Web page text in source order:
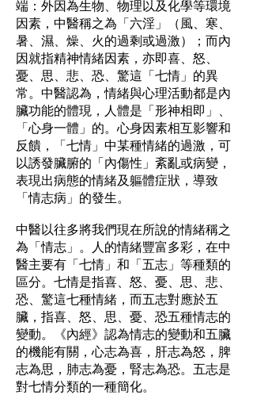
端：外因為生物、物理以及化學等環境
因素，中醫稱之為「六淫」（風、寒、
暑、濕、燥、火的過剩或過激）；而內
因就指精神情緒因素，亦即喜、怒、
憂、思、悲、恐、驚這「七情」的異
常。中醫認為，情緒與心理活動都是內
臟功能的體現，人體是「形神相即」、
「心身一體」的。心身因素相互影響和
反饋，「七情」中某種情緒的過激，可
以誘發臟腑的「內傷性」紊亂或病變，
表現出病態的情緒及軀體症狀，導致
「情志病」的發生。
中醫以往多將我們現在所說的情緒稱之
為「情志」。人的情緒豐富多彩，在中
醫主要有「七情」和「五志」等種類的
區分。七情是指喜、怒、憂、思、悲、
恐、驚這七種情緒，而五志對應於五
臟，指喜、怒、思、憂、恐五種情志的
變動。《內經》認為情志的變動和五臟
的機能有關，心志為喜，肝志為怒，脾
志為思，肺志為憂，腎志為恐。五志是
對七情分類的一種簡化。